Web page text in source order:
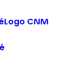
Logo CNM